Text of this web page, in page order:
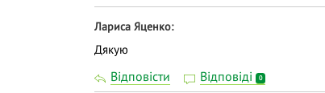
Лариса Яценко
Дякую
Відповісти Відповіді 0